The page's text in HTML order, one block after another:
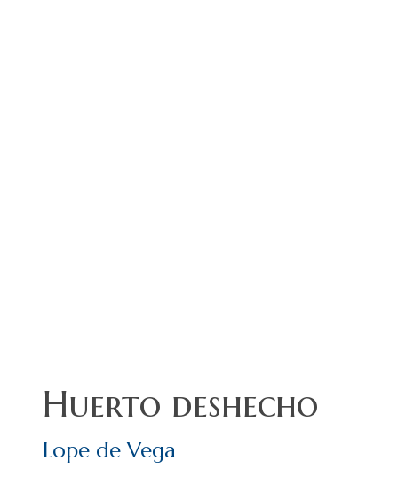
Huerto deshecho
Lope de Vega